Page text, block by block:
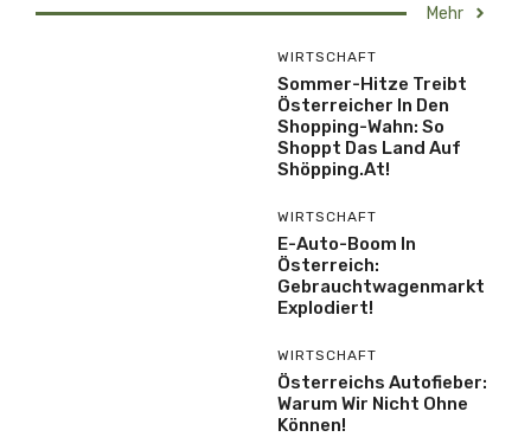
Mehr
WIRTSCHAFT
Sommer-Hitze Treibt
Österreicher In Den
Shopping-Wahn: So
Shoppt Das Land Auf
Shöpping.at!
WIRTSCHAFT
E-Auto-Boom In
Österreich:
Gebrauchtwagenmarkt
Explodiert!
WIRTSCHAFT
Österreichs Autofieber:
Warum Wir Nicht Ohne
Können!